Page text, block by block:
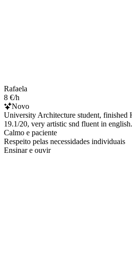
Rafaela
8 €/h
Novo
University Architecture student, finished
19.1/20, very artistic snd fluent in english.
Calmo e paciente
Respeito pelas necessidades individuais
Ensinar e ouvir